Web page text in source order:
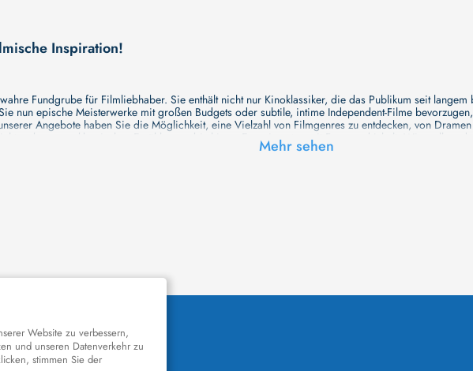
Inspiration!
Fundgrube für Filmliebhaber. Sie enthält nicht nur Kinoklassiker, die das Publikum seit
nun epische Meisterwerke mit großen Budgets oder subtile, intime Independent-Filme
Angebote haben Sie die Möglichkeit, eine Vielzahl von Filmgenres zu entdecken, von
zu kurz, von klassischen Erzählungen bis hin zu Experimenten mit Form und Inhalt. Wir wollen,
aber darüber hinaus bemühen wir uns, Meisterwerke des unabhängigen Kinos zu zeigen,
Ihre Lieblingskünstler und ihr filmisches Schaffen vertiefen, was das Ansehen von Filmen zu
ihre außergewöhnlichen Werke zu entdecken!
Lust auf eine große Premiere in einem hochmodernen Kinosaal haben oder die Atmosphäre
Sie brauchen. Wir von cinetixx Filme laden Sie ein, sich über das Programm der
Mehr sehen